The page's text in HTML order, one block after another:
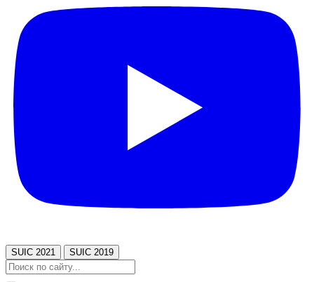
SUIC 2021 SUIC 2019